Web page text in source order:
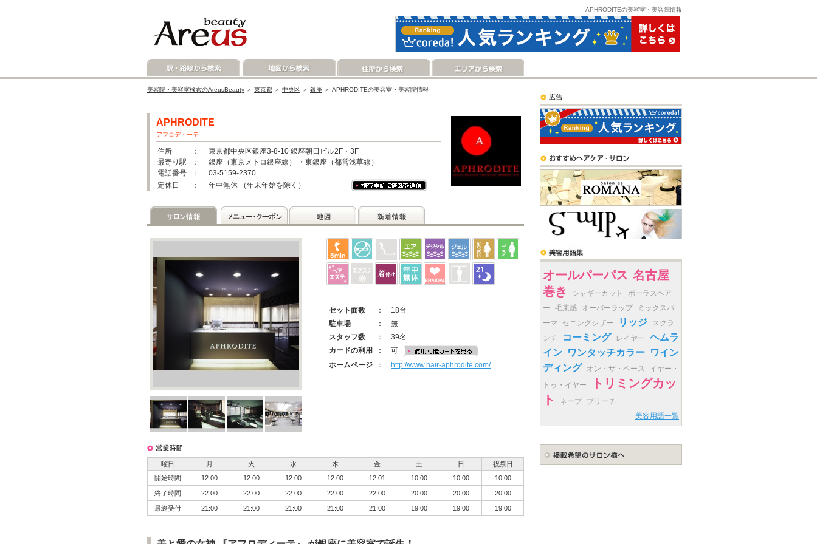
APHRODITEの美容室・美容院情報
美容院・美容室検索のAreusBeauty ＞ 東京都 ＞ 中央区 ＞ 銀座 ＞ APHRODITEの美容室・美容院情報
APHRODITE
アフロディーテ
住所
： 東京都中央区銀座3-8-10 銀座朝日ビル2F・3F
最寄り駅
： 銀座（東京メトロ銀座線） ・東銀座（都営浅草線）
電話番号
： 03-5159-2370
定休日
： 年中無休 （年末年始を除く）
セット面数
： 18台
駐車場
： 無
スタッフ数
： 39名
カードの利用
： 可
ホームページ
： http://www.hair-aphrodite.com/
曜日 月 火 水 木 金 土 日
祝祭日
開始時間
12:00 12:00 12:00 12:00 12:01 10:00 10:00 10:00
終了時間 22:00 22:00 22:00 22:00 22:00 20:00 20:00 20:00
最終受付 21:00 21:00 21:00 21:00 21:00 19:00 19:00 19:00
オールパーパス 名古屋
巻き
シャギーカット
ポーラスヘア
ー
毛束感 オーバーラップ
ミックスパ
ーマ
セニングシザー リッジ
スクラ
ンチ
コーミング レイヤー
ヘムラ
イン ワンタッチカラー ワイン
ディング
オン・ザ・ベース
イヤー・
トゥ・イヤー
トリミングカッ
ト
ネープ
ブリーチ
美容用語一覧